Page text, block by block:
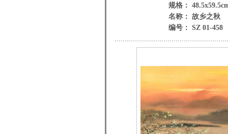
规格：
名称： 故乡之秋
编号： SZ 01-458